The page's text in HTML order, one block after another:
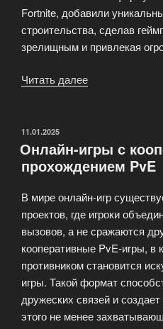
Fortnite, добавили
строительства, сделав
зрелищным и привлекая
Читать далее
и
эволюция
ОПУБЛИКОВАНО
11.01.2025
Онлайн-игры с
прохождением PvE
В мире онлайн-игр
проектов, где игроки
вызовов, а не сражаются
кооперативные PvE-игры, в
противником становится
игры. Такой формат
дружеских связей и
этого не менее